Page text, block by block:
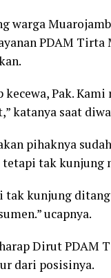
warga
PDAM Tirta
kecewa, Pak.
katanya saat
pihaknya
tak kunjung
tak kunjung
ucapnya.
Dirut PDAM
dari posisinya.